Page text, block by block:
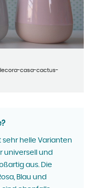
casa-cactus-
helle Varianten
universell und
aus. Die
Blau und